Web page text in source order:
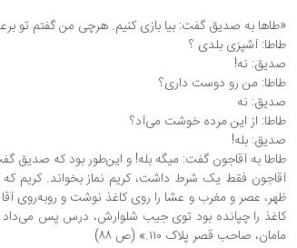
«طاها به صدیق گفت: بیا بازی کنیم. هرچی من گفتم تو
طاطا: آشپزی بلدی ؟
صدیق: نه!
طاطا: من رو دوست داری؟
صدیق: نه
طاطا: از این مرده خوشت می‌آد؟
صدیق: بله!
طاطا به آقاجون گفت: میگه بله! و این‌طور بود که صدیق
آقاجون فقط یک شرط داشت، کریم نماز بخواند. کریم
ظهر، عصر و مغرب و عشا را روی کاغذ نوشت و روبه‌روی
کاغذ را چپانده بود توی جیب شلوارش، درس پس
مامان، صاحب قصر پلاک ۱۱۰.» (ص ۸۸)